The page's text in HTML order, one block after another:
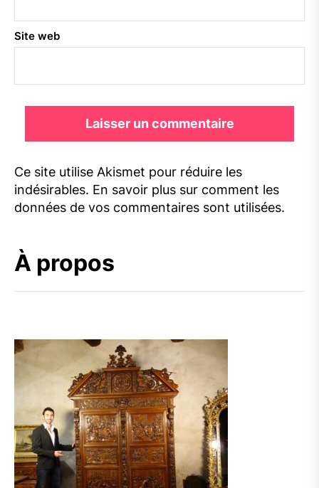
Site web
Ce site utilise Akismet pour réduire les
indésirables. En savoir plus sur comment les
données de vos commentaires sont utilisées.
À propos